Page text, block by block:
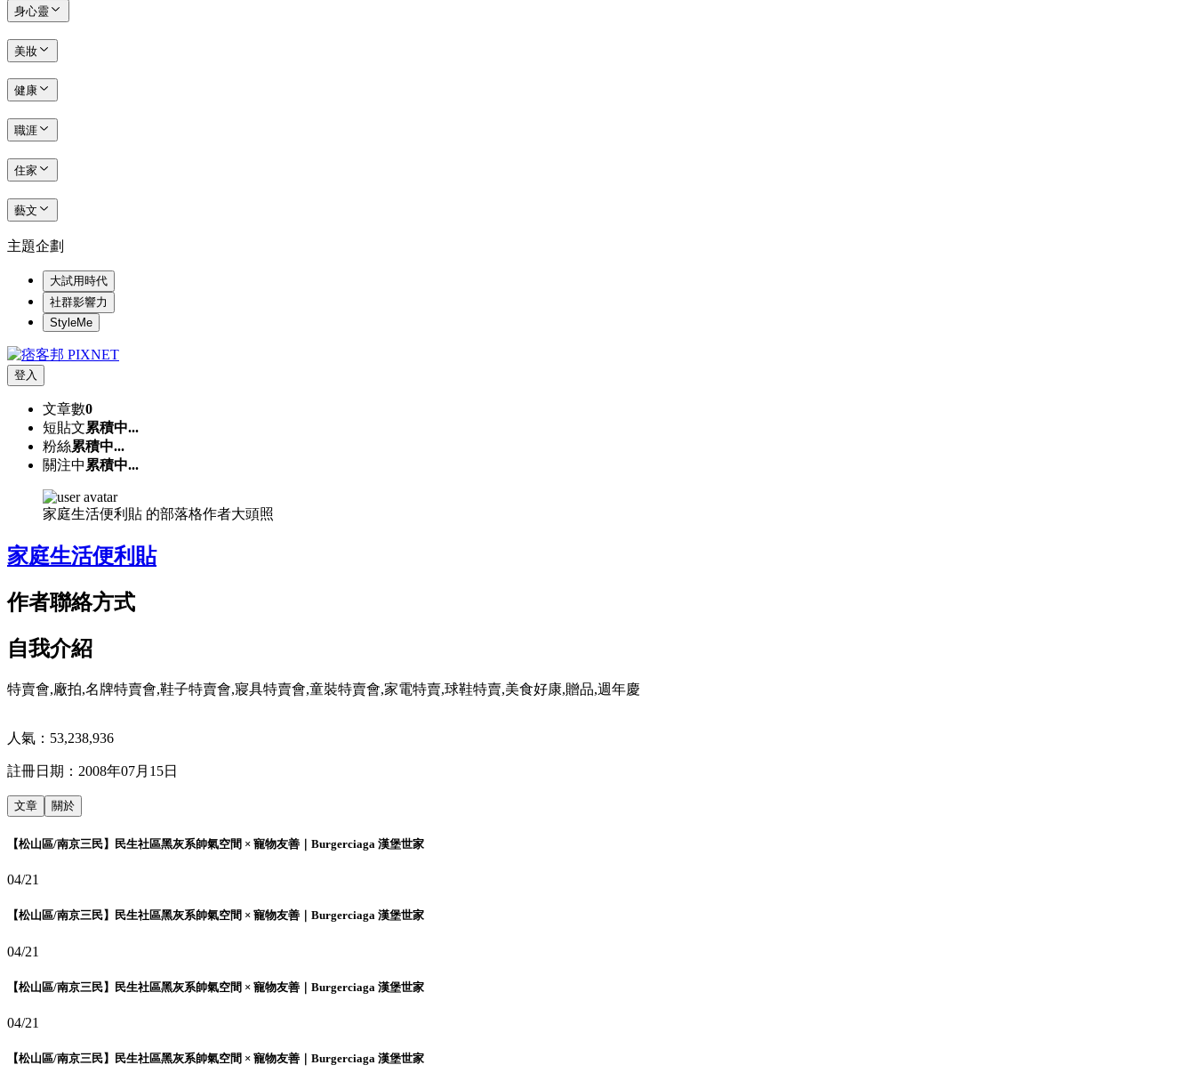
身心靈
美妝
健康
職涯
住家
藝文
主題企劃
大試用時代
社群影響力
StyleMe
登入
文章數0
短貼文累積中...
粉絲累積中...
關注中 累積中...
家庭生活便利貼 的部落格作者大頭照
家庭生活便利貼
作者聯絡方式
自我介紹
特賣會,廠拍,名牌特賣會,鞋子特賣會,寢具特賣會,童裝特賣會,家電特賣,球鞋特賣,美食好康,贈品,週年慶
人氣： 53,238,936
註冊日期： 2008年07月15日
文章 關於
【松山區/南京三民】民生社區黑灰系帥氣空間 × 寵物友善｜Burgerciaga 漢堡世家
04/21
【松山區/南京三民】民生社區黑灰系帥氣空間 × 寵物友善｜Burgerciaga 漢堡世家
04/21
【松山區/南京三民】民生社區黑灰系帥氣空間 × 寵物友善｜Burgerciaga 漢堡世家
04/21
【松山區/南京三民】民生社區黑灰系帥氣空間 × 寵物友善｜Burgerciaga 漢堡世家